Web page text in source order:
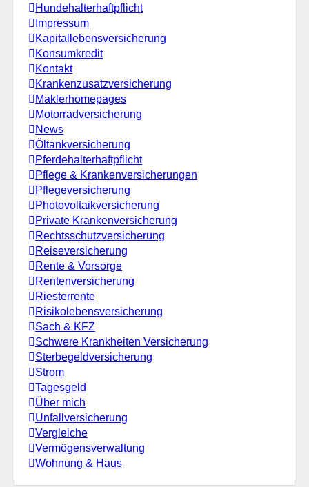
Hundehalterhaftpflicht
Impressum
Kapitallebensversicherung
Konsumkredit
Kontakt
Krankenzusatzversicherung
Maklerhomepages
Motorradversicherung
News
Öltankversicherung
Pferdehalterhaftpflicht
Pflege & Krankenversicherungen
Pflegeversicherung
Photovoltaikversicherung
Private Krankenversicherung
Rechtsschutzversicherung
Reiseversicherung
Rente & Vorsorge
Rentenversicherung
Riesterrente
Risikolebensversicherung
Sach & KFZ
Schwere Krankheiten Versicherung
Sterbegeldversicherung
Strom
Tagesgeld
Über mich
Unfallversicherung
Vergleiche
Vermögensverwaltung
Wohnung & Haus